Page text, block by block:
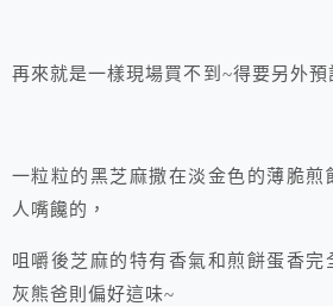
再來就是一樣現場買不到~得要另外
一粒粒的黑芝麻撒在淡金色的薄脆煎
人嘴饞的，
咀嚼後芝麻的特有香氣和煎餅蛋香完
灰熊爸則偏好這味~